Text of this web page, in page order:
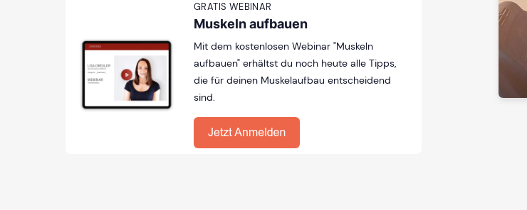
GRATIS WEBINAR
Muskeln aufbauen
Mit dem kostenlosen Webinar "Muskeln
aufbauen" erhältst du noch heute alle Tipps,
die für deinen Muskelaufbau entscheidend
sind.